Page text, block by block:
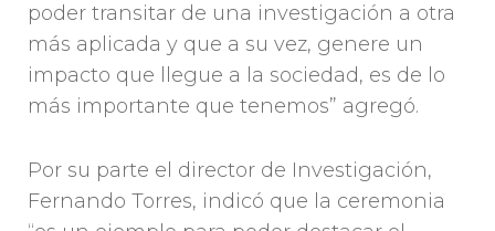
poder transitar de una investigación a otra
más aplicada y que a su vez, genere un
impacto que llegue a la sociedad, es de lo
más importante que tenemos” agregó.
Por su parte el director de Investigación,
Fernando Torres, indicó que la ceremonia